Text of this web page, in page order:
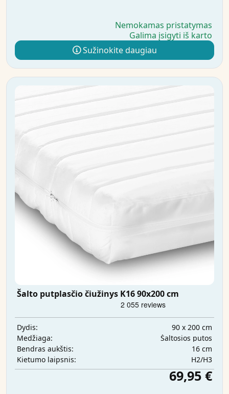
Nemokamas pristatymas
Galima įsigyti iš karto
Sužinokite daugiau
Šalto putplasčio čiužinys K16 90x200 cm
Dydis:
90 x 200 cm
Medžiaga:
Šaltosios putos
Bendras aukštis:
16 cm
Kietumo laipsnis:
H2/H3
69,95 €